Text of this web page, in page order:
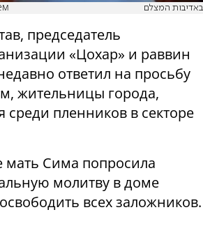
באדיבות המצלם
председатель
«Цохар» и раввин
ответил на просьбу
жительницы города,
среди пленников в секторе
мать Сима попросила
молитву в доме
всех заложников.